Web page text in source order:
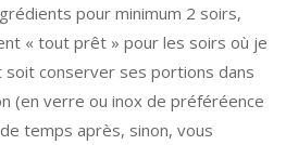
pour minimum 2 soirs,
« tout prêt » pour les soirs où je
conserver ses portions dans
(en verre ou inox de préféréence
temps après, sinon, vous